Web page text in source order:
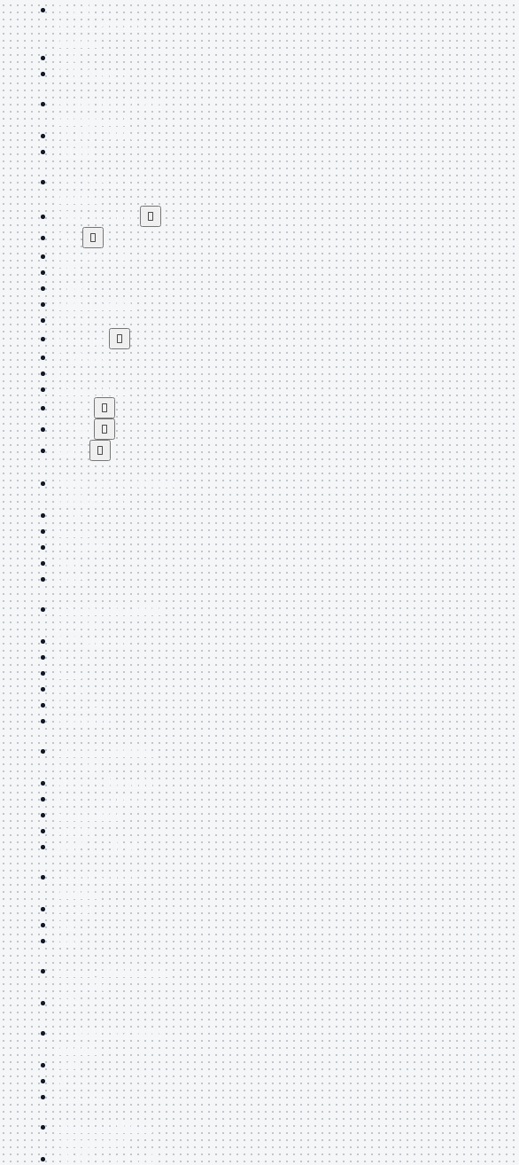
Scheda di
Rete Mostra tutti i
prodotti
PCI
PCI-Express
Switch Rete Mostra
tutti i prodotti
10/100/1000Mps
10Gbit
CaviMostra tutti i
prodotti
Alimentazione

Dati 
Display Port
DVI
HDMI
HDMI Switch
KVM
Prolunga

Telefono
TEST
USB Type-C
USB2

USB3 
VGA 
Alimentazione Mostra
tutti i prodotti
220Volt
Molex
Prolunga
Sata
VGA
USB2 Mostra tutti i
prodotti
A/A Maschio
Micro
Mini
OTG
Prolunga
Stampante
VGA Mostra tutti i
prodotti
Maschio-Femmina
Maschio-Maschio
Sdoppiatore
Splitter
VGA to HDMI
Dati Mostra tutti i
prodotti
E-Sata
Sas
Sata
Prolunga Mostra tutti
i prodotti
EPS
USB3 Mostra tutti i
prodotti
Dati
Micro
Prolunga
Adattatore Mostra
tutti i prodotti
CDROM to Hard